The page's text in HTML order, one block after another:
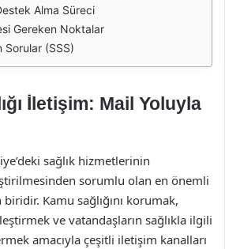
Alma Süreci
Gereken Noktalar
Sorular (SSS)
İletişim: Mail Yoluyla
sağlık hizmetlerinin
sorumlu olan en önemli
Kamu sağlığını korumak,
ve vatandaşların sağlıkla ilgili
amacıyla çeşitli iletişim kanalları